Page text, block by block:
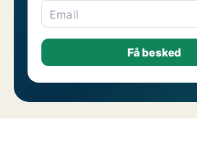
Email